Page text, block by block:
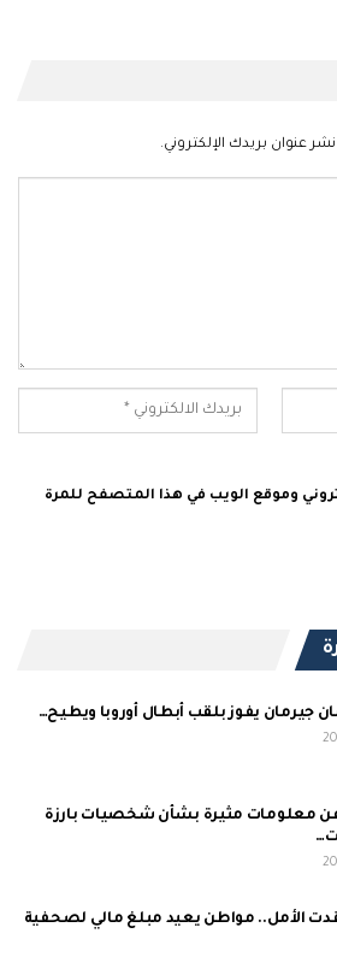
عنوان بريدك الإلكتروني.
وموقع الويب في هذا المتصفح للمرة
جيرمان يفوز بلقب أبطال أوروبا ويطيح…
معلومات مثيرة بشأن شخصيات بارزة
الأمل.. مواطن يعيد مبلغ مالي لصحفية